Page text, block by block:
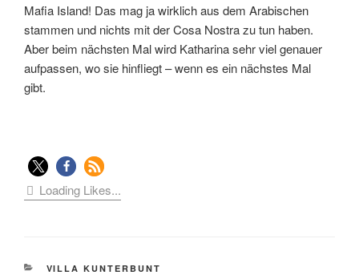
Mafia Island! Das mag ja wirklich aus dem Arabischen
stammen und nichts mit der Cosa Nostra zu tun haben.
Aber beim nächsten Mal wird Katharina sehr viel genauer
aufpassen, wo sie hinfliegt – wenn es ein nächstes Mal
gibt.
Loading Likes...
KATEGORIEN
VILLA KUNTERBUNT